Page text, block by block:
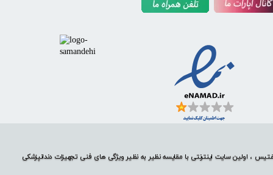
، اولین سایت اینترنتی با مقایسه نظیر به نظیر ویژگی های فنی تجهیزات دندانپزشکی